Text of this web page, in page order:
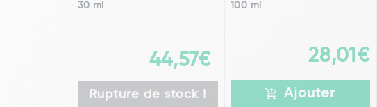
30 ml
44,57€
Rupture de stock !
100 ml
28,01€
Ajouter